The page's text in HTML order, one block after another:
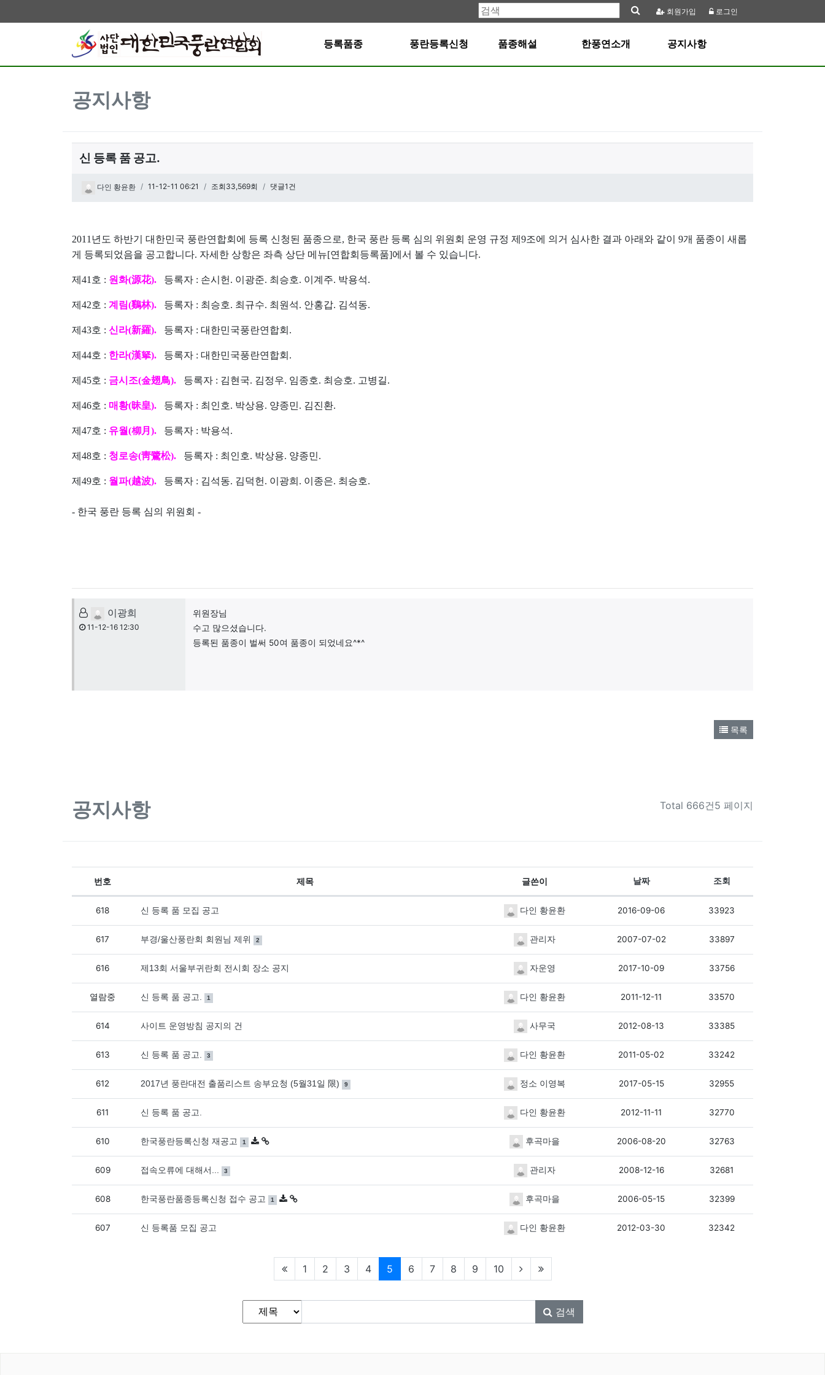
회원 가입 로그인
등록품종 풍란등록신청 품종해설 한풍연소개 공지사항
공지사항
신 등록 품 공고.
페이지 정보
다인 황윤환 작성일
11-12-11 06:21 조회33,569회 댓글1건
본문
2011년도 하반기 대한민국 풍란연합회에 등록 신청된 품종으로, 한국 풍란 등록 심의 위원회 운영 규정 제9조에 의거 심사한 결과 아래와 같이 9개 품종이 새롭
게 등록되었음을 공고합니다. 자세한 상항은 좌측 상단 메뉴[연합회등록품]에서 볼 수 있습니다.
제41호 : 원화(源花). 등록자 : 손시헌. 이광준. 최승호. 이계주. 박용석.
제42호 : 계림(鷄林). 등록자 : 최승호. 최규수. 최원석. 안홍갑. 김석동.
제43호 : 신라(新羅). 등록자 : 대한민국풍란연합회.
제44호 : 한라(漢拏). 등록자 : 대한민국풍란연합회.
제45호 : 금시조(金翅鳥). 등록자 : 김현국. 김정우. 임종호. 최승호. 고병길.
제46호 : 매황(昧皇). 등록자 : 최인호. 박상용. 양종민. 김진환.
제47호 : 유월(柳月). 등록자 : 박용석.
제48호 : 청로송(靑鷺松). 등록자 : 최인호. 박상용. 양종민.
제49호 : 월파(越波). 등록자 : 김석동. 김덕헌. 이광희. 이종은. 최승호.
- 한국 풍란 등록 심의 위원회 -
댓글목록
이광희님의 댓글
이광희
11-12-16 12:30
위원장님
수고 많으셨습니다.
등록된 품종이 벌써 50여 품종이 되었네요^*^
목록
공지사항 Total 666건5 페이지
번호 제목 글쓴이 날짜 조회
618 신 등록 품 모집 공고 다인 황윤환 2016-09-06 33923
617 부경/울산풍란회 회원님 제위 댓글
2 관리자 2007-07-02 33897
616 제13회 서울부귀란회 전시회 장소 공지 자운영 2017-10-09 33756
열람중 신 등록 품 공고. 댓글
1 다인 황윤환 2011-12-11 33570
614 사이트 운영방침 공지의 건 사무국 2012-08-13 33385
613 신 등록 품 공고. 댓글
3 다인 황윤환 2011-05-02 33242
612 2017년 풍란대전 출품리스트 송부요청 (5월31일 限) 댓글
9 정소 이영복 2017-05-15 32955
611 신 등록 품 공고. 다인 황윤환 2012-11-11 32770
610 한국풍란등록신청 재공고 댓글
1 개 후곡마을 2006-08-20 32763
609 접속오류에 대해서... 댓글
3 관리자 2008-12-16 32681
608 한국풍란품종등록신청 접수 공고 댓글
1 개 후곡마을 2006-05-15 32399
607 신 등록품 모집 공고 다인 황윤환 2012-03-30 32342
1 2 3 4 5현재페이지
6 7 8 9 10
게시물 검색
검색대상
검색어필수 검색